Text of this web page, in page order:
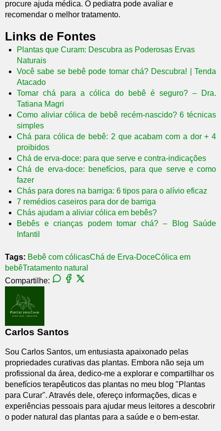
procure ajuda médica. O pediatra pode avaliar e
recomendar o melhor tratamento.
Links de Fontes
Plantas que Curam: Descubra as Poderosas Ervas
Naturais
Você sabe se bebê pode tomar chá? Descubra! | Tenda
Atacado
Tomar chá para a cólica do bebê é seguro? – Dra.
Tatiana Magri
Como aliviar cólica de bebê recém-nascido? 6 técnicas
simples
Chá para cólica de bebê: 2 que acabam com a dor + 4
proibidos
Chá de erva-doce: para que serve e contra-indicações
Chá de erva-doce: benefícios, para que serve e como
fazer
Chás para dores na barriga: 6 tipos para o alívio eficaz
7 remédios caseiros para dor de barriga
Chás ajudam a aliviar cólica em bebês?
Bebês e crianças podem tomar chá? – Blog Saúde
Infantil
Tags: Bebê com cólicasChá de Erva-DoceCólica em
bebêTratamento natural
Compartilhe:
Carlos Santos
Sou Carlos Santos, um entusiasta apaixonado pelas
propriedades curativas das plantas. Embora não seja um
profissional da área, dedico-me a explorar e compartilhar os
benefícios terapêuticos das plantas no meu blog "Plantas
para Curar". Através dele, ofereço informações, dicas e
experiências pessoais para ajudar meus leitores a descobrir
o poder natural das plantas para a saúde e o bem-estar.